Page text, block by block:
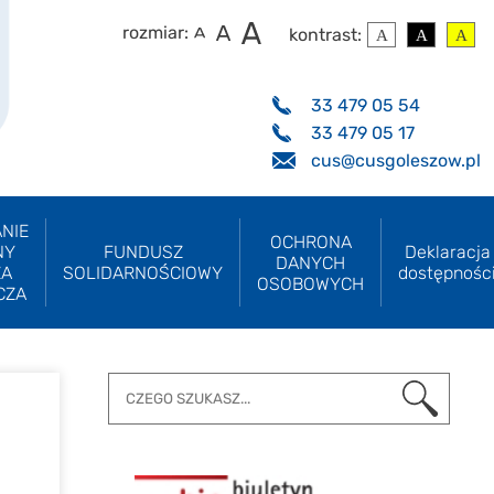
kontrast:
rozmiar:
33 479 05 54
33 479 05 17
cus@cusgoleszow.pl
FUNDUSZ
SOLIDARNOŚCIOWY
OCHRONA
DANYCH
OSOBOWYCH
Deklaracja